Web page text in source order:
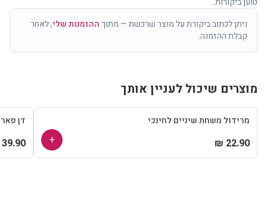
ניתן לכתוב ביקורת על מוצר שרכשת — מתוךההזמנות שלי, לאחר
קבלת ההזמנה.
מוצרים שיכול לעניין אותך
מרידול משחת שיניים לחינכי
22.90 ₪
+
דן
39.90 ₪